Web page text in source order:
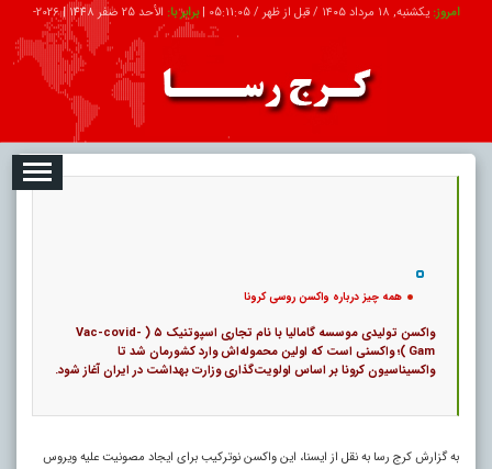
امروز: یکشنبه, ۱۸ مرداد ۱۴۰۵ / قبل از ظهر / 05:11:06
|برابر با: الأحد 25 صفر 1448 |
2026-
تبلیغات درباره ما ارتباط با ما
همه چیز درباره واکسن روسی کرونا
واکسن تولیدی موسسه گامالیا با نام تجاری اسپوتنیک ۵ ( Vac-covid-
Gam )؛ واکسنی است که اولین محموله‌اش وارد کشورمان شد تا
واکسیناسیون کرونا بر اساس اولویت‌گذاری وزارت بهداشت در ایران آغاز شود.
به گزارش کرج رسا به نقل از ایسنا، این واکسن نوترکیب برای ایجاد مصونیت علیه ویروس